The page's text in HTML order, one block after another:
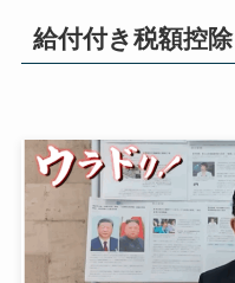
給付付き税額控除